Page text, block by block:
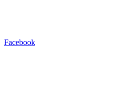
Facebook